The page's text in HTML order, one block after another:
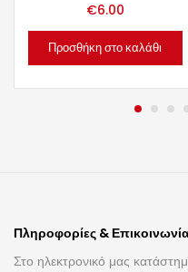
€6.00
Προσθήκη στο καλάθι
Πληροφορίες &
Στο ηλεκτρονικό μας